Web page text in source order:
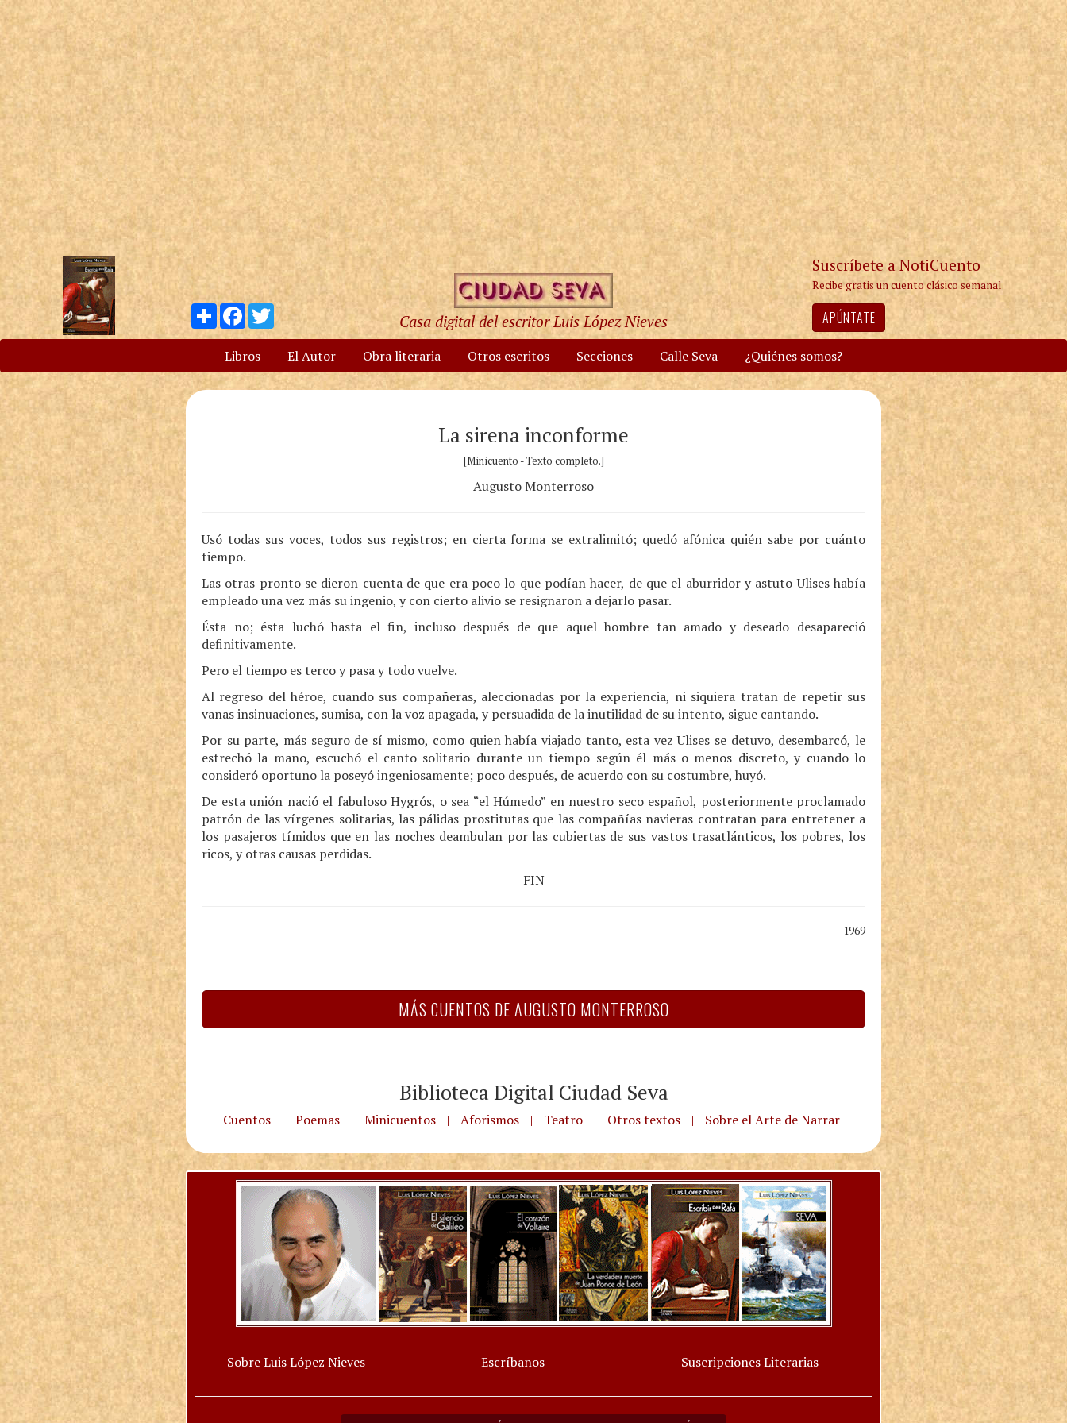
Compartir
Facebook
Twitter
Casa digital del escritor Luis López Nieves
Suscríbete a NotiCuento
Recibe gratis un cuento clásico semanal
APÚNTATE
Libros El Autor Obra literaria Otros escritos Secciones Calle Seva ¿Quiénes somos?
La sirena inconforme
[Minicuento - Texto completo.]
Augusto Monterroso
Usó todas sus voces, todos sus registros; en cierta forma se extralimitó; quedó afónica quién sabe por cuánto
tiempo.
Las otras pronto se dieron cuenta de que era poco lo que podían hacer, de que el aburridor y astuto Ulises había
empleado una vez más su ingenio, y con cierto alivio se resignaron a dejarlo pasar.
Ésta no; ésta luchó hasta el fin, incluso después de que aquel hombre tan amado y deseado desapareció
definitivamente.
Pero el tiempo es terco y pasa y todo vuelve.
Al regreso del héroe, cuando sus compañeras, aleccionadas por la experiencia, ni siquiera tratan de repetir sus
vanas insinuaciones, sumisa, con la voz apagada, y persuadida de la inutilidad de su intento, sigue cantando.
Por su parte, más seguro de sí mismo, como quien había viajado tanto, esta vez Ulises se detuvo, desembarcó, le
estrechó la mano, escuchó el canto solitario durante un tiempo según él más o menos discreto, y cuando lo
consideró oportuno la poseyó ingeniosamente; poco después, de acuerdo con su costumbre, huyó.
De esta unión nació el fabuloso Hygrós, o sea “el Húmedo” en nuestro seco español, posteriormente proclamado
patrón de las vírgenes solitarias, las pálidas prostitutas que las compañías navieras contratan para entretener a
los pasajeros tímidos que en las noches deambulan por las cubiertas de sus vastos trasatlánticos, los pobres, los
ricos, y otras causas perdidas.
FIN
1969
MÁS CUENTOS DE AUGUSTO MONTERROSO
Biblioteca Digital Ciudad Seva
Cuentos | Poemas | Minicuentos | Aforismos | Teatro | Otros textos | Sobre el Arte de Narrar
Sobre Luis López Nieves Escríbanos Suscripciones Literarias